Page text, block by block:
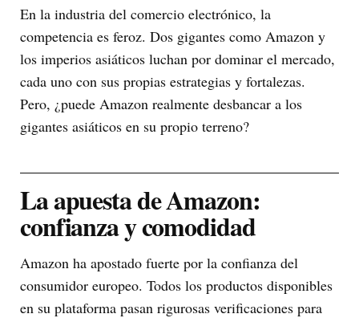
En la industria del comercio electrónico, la
competencia es feroz. Dos gigantes como Amazon y
los imperios asiáticos luchan por dominar el mercado,
cada uno con sus propias estrategias y fortalezas.
Pero, ¿puede Amazon realmente desbancar a los
gigantes asiáticos en su propio terreno?
La apuesta de Amazon:
confianza y comodidad
Amazon ha apostado fuerte por la confianza del
consumidor europeo. Todos los productos disponibles
en su plataforma pasan rigurosas verificaciones para